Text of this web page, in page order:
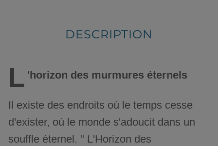
DESCRIPTION
L 'horizon des murmures éternels
Il existe des endroits où le temps cesse
d'exister, où le monde s'adoucit dans un
souffle éternel. " L'Horizon des